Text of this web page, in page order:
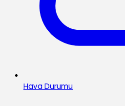
Hava Durumu